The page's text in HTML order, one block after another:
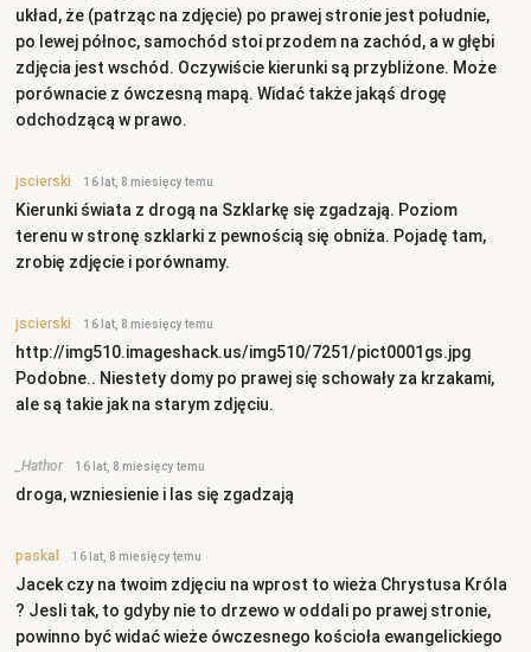
układ, że (patrząc na zdjęcie) po prawej stronie jest południe,
po lewej północ, samochód stoi przodem na zachód, a w głębi
zdjęcia jest wschód. Oczywiście kierunki są przybliżone. Może
porównacie z ówczesną mapą. Widać także jakąś drogę
odchodzącą w prawo.
jscierski 16 lat, 8 miesięcy temu
Kierunki świata z drogą na Szklarkę się zgadzają. Poziom
terenu w stronę szklarki z pewnością się obniża. Pojadę tam,
zrobię zdjęcie i porównamy.
jscierski 16 lat, 8 miesięcy temu
http://img510.imageshack.us/img510/7251/pict0001gs.jpg
Podobne.. Niestety domy po prawej się schowały za krzakami,
ale są takie jak na starym zdjęciu.
_Hathor 16 lat, 8 miesięcy temu
droga, wzniesienie i las się zgadzają
paskal 16 lat, 8 miesięcy temu
Jacek czy na twoim zdjęciu na wprost to wieża Chrystusa Króla
? Jesli tak, to gdyby nie to drzewo w oddali po prawej stronie,
powinno być widać wieże ówczesnego kościoła ewangelickiego